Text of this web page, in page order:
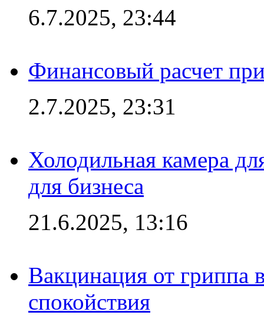
6.7.2025, 23:44
Финансовый расчет
2.7.2025, 23:31
Холодильная камера
для бизнеса
21.6.2025, 13:16
Вакцинация от гриппа
спокойствия